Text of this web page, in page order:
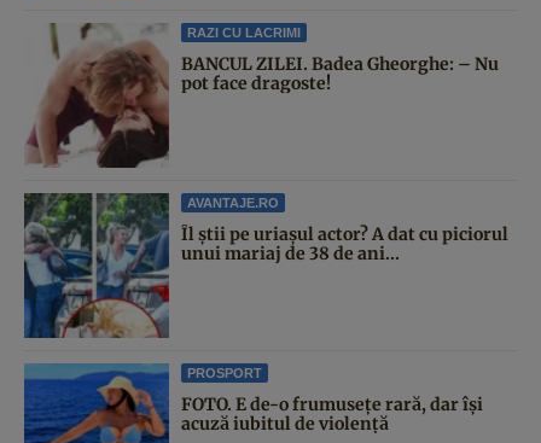
RAZI CU LACRIMI
BANCUL ZILEI. Badea Gheorghe: – Nu
pot face dragoste!
AVANTAJE.RO
Îl știi pe uriașul actor? A dat cu piciorul
unui mariaj de 38 de ani...
PROSPORT
FOTO. E de-o frumusețe rară, dar își
acuză iubitul de violență